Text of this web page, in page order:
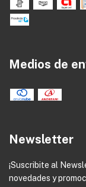
Medios de
Newsletter
¡Suscribite al
novedades y